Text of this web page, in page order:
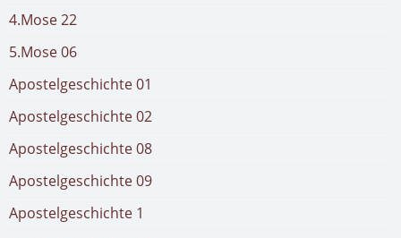
4.Mose 22
5.Mose 06
Apostelgeschichte 01
Apostelgeschichte 02
Apostelgeschichte 08
Apostelgeschichte 09
Apostelgeschichte 1